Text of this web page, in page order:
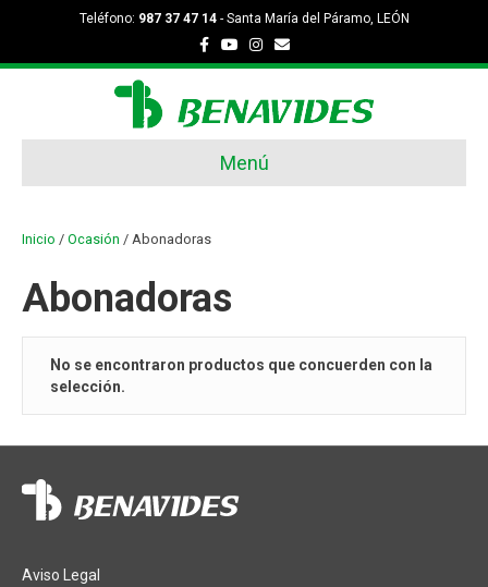
Teléfono: 987 37 47 14- Santa María del Páramo, LEÓN
c
b
o
o
Y
o
u
u
b
s
a
g
m
E
m
a
l
Menú
Inicio / Ocasión / Abonadoras
Abonadoras
No se encontraron productos que concuerden con la
selección.
Aviso Legal